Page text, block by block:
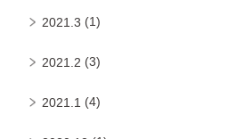
2021.3 (1)
2021.2 (3)
2021.1 (4)